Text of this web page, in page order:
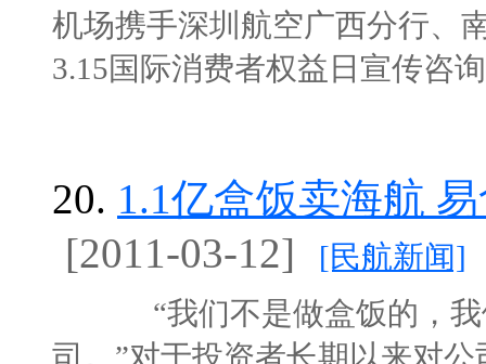
机场携手深圳航空广西分行、
3.15国际消费者权益日宣传咨
20. 1.1亿盒饭卖海航
[2011-03-12]
[民航新闻]
“我们不是做盒饭的，我们
司。”对于投资者长期以来对